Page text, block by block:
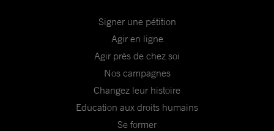
Signer une pétition
Agir en ligne
Agir près de chez soi
Nos campagnes
Changez leur histoire
Education aux droits humains
Se former